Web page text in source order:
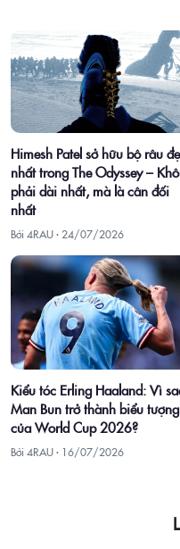
Himesh Patel sở hữu bộ râu
nhất trong The Odyssey –
phải dài nhất, mà là cân đối
nhất
Bởi 4RAU · 24/07/2026
Kiểu tóc Erling Haaland: Vì
Man Bun trở thành biểu tượng
của World Cup 2026?
Bởi 4RAU · 16/07/2026